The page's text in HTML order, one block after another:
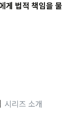
게 법적 책임을 물
시리즈 소개